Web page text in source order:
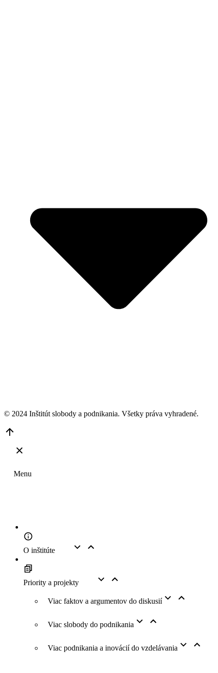
© 2024 Inštitút slobody a podnikania. Všetky práva vyhradené.
Top
Menu
O inštitúte
Priority a projekty
Viac faktov a argumentov do diskusií
Viac slobody do podnikania
Viac podnikania a inovácií do vzdelávania